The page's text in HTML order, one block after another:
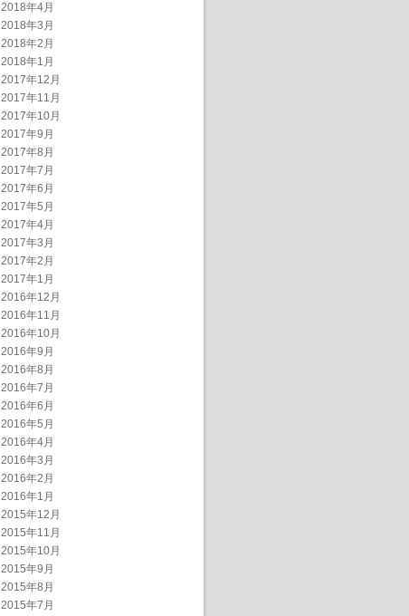
2018年4月
2018年3月
2018年2月
2018年1月
2017年12月
2017年11月
2017年10月
2017年9月
2017年8月
2017年7月
2017年6月
2017年5月
2017年4月
2017年3月
2017年2月
2017年1月
2016年12月
2016年11月
2016年10月
2016年9月
2016年8月
2016年7月
2016年6月
2016年5月
2016年4月
2016年3月
2016年2月
2016年1月
2015年12月
2015年11月
2015年10月
2015年9月
2015年8月
2015年7月